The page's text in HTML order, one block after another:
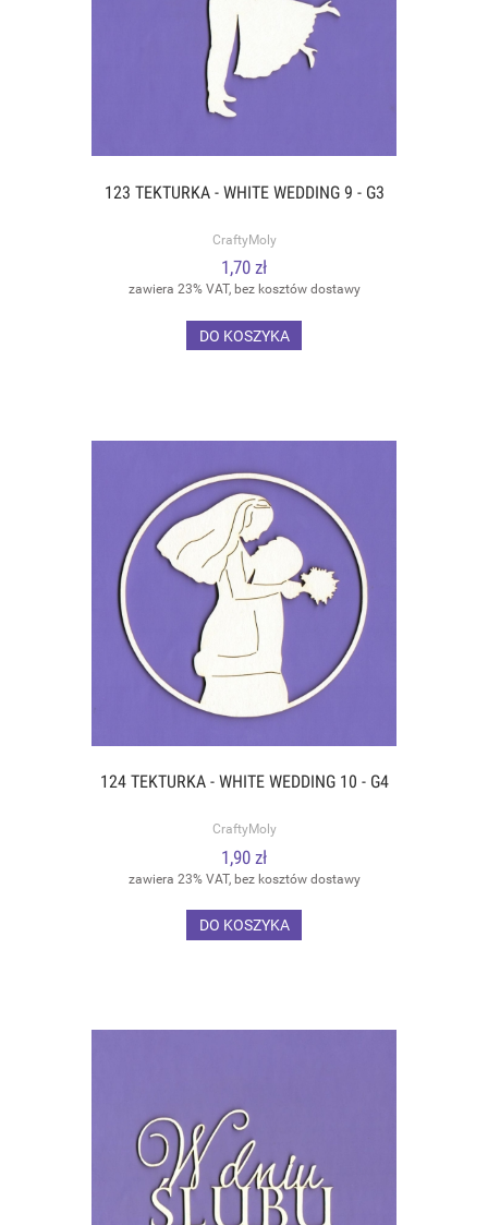
123 TEKTURKA - WHITE WEDDING 9 - G3
CraftyMoly
1,70 zł
zawiera 23% VAT, bez kosztów dostawy
DO KOSZYKA
124 TEKTURKA - WHITE WEDDING 10 - G4
CraftyMoly
1,90 zł
zawiera 23% VAT, bez kosztów dostawy
DO KOSZYKA